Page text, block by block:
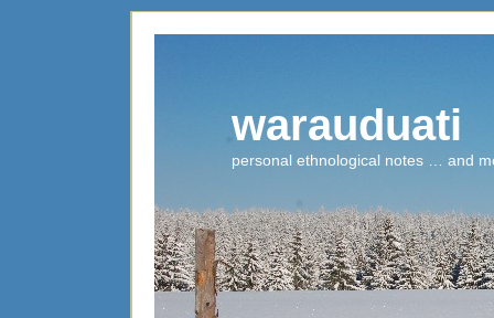
warauduati
personal ethnological notes … and